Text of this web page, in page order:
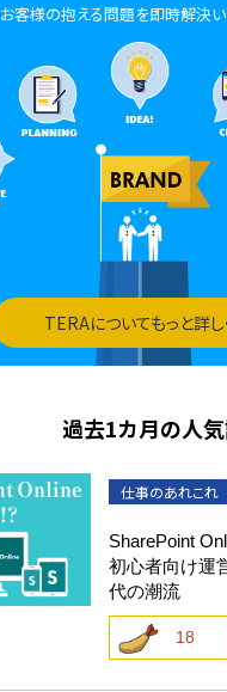
お客様の抱える問題を即時解決い
TERAについてもっと詳し
過去1カ月の人
仕事のあれこれ
SharePoint
初心者向け運
代の潮流
18